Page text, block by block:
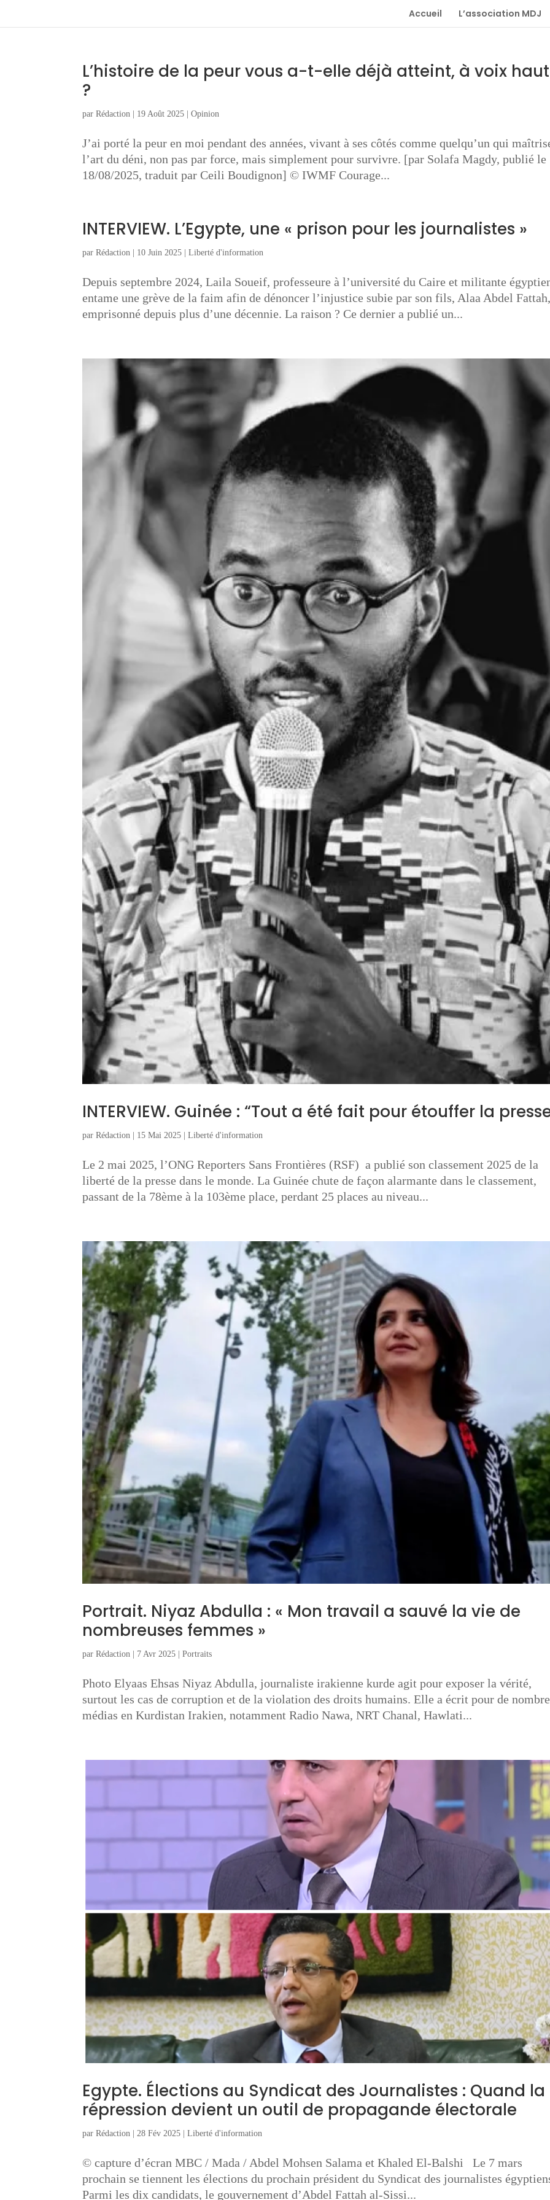
Accueil L’association MDJ
L’histoire de la peur vous a-t-elle déjà atteint, à voix
?
parRédaction 19 Août 2025 |Opinion
J’ai porté la peur en moi pendant des années, vivant à ses côtés comme quelqu’un qui
l’art du déni, non pas par force, mais simplement pour survivre. [par Solafa Magdy, publié le
18/08/2025, traduit par Ceili Boudignon] © IWMF Courage...
INTERVIEW. L’Egypte, une « prison pour les journalistes »
parRédaction 10 Juin 2025 |Liberté d'information
Depuis septembre 2024, Laila Soueif, professeure à l’université du Caire et militante
entame une grève de la faim afin de dénoncer l’injustice subie par son fils, Alaa Abdel
emprisonné depuis plus d’une décennie. La raison ? Ce dernier a publié un...
INTERVIEW. Guinée : “Tout a été fait pour étouffer la
parRédaction | 15 Mai 2025 |Liberté d'information
Le 2 mai 2025, l’ONG Reporters Sans Frontières (RSF) a publié son classement 2025 de la
liberté de la presse dans le monde. La Guinée chute de façon alarmante dans le classement,
passant de la 78ème à la 103ème place, perdant 25 places au niveau...
Portrait. Niyaz Abdulla : « Mon travail a sauvé la vie de
nombreuses femmes »
parRédaction | 7 Avr 2025 |Portraits
Photo Elyaas Ehsas Niyaz Abdulla, journaliste irakienne kurde agit pour exposer la vérité,
surtout les cas de corruption et de la violation des droits humains. Elle a écrit pour de
médias en Kurdistan Irakien, notamment Radio Nawa, NRT Chanal, Hawlati...
Egypte. Élections au Syndicat des Journalistes : Quand la
répression devient un outil de propagande électorale
parRédaction |28 Fév 2025 |Liberté d'information
© capture d’écran MBC / Mada / Abdel Mohsen Salama et Khaled El-Balshi Le 7 mars
prochain se tiennent les élections du prochain président du Syndicat des journalistes
Parmi les dix candidats, le gouvernement d’Abdel Fattah al-Sissi...